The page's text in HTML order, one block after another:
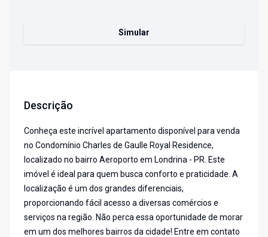
Simular
Descrição
Conheça este incrível apartamento disponível para venda
no Condomínio Charles de Gaulle Royal Residence,
localizado no bairro Aeroporto em Londrina - PR. Este
imóvel é ideal para quem busca conforto e praticidade. A
localização é um dos grandes diferenciais,
proporcionando fácil acesso a diversas comércios e
serviços na região. Não perca essa oportunidade de morar
em um dos melhores bairros da cidade! Entre em contato